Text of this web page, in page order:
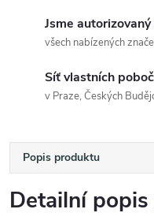
Jsme
všech nabízených
Síť vlastních
v Praze, Českých
Popis produktu
Detailní